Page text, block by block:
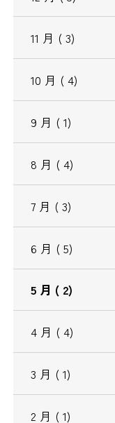
11 月 ( 3)
10 月 ( 4)
9 月 ( 1)
8 月 ( 4)
7 月 ( 3)
6 月 ( 5)
5 月 ( 2)
4 月 ( 4)
3 月 ( 1)
2 月 ( 1)